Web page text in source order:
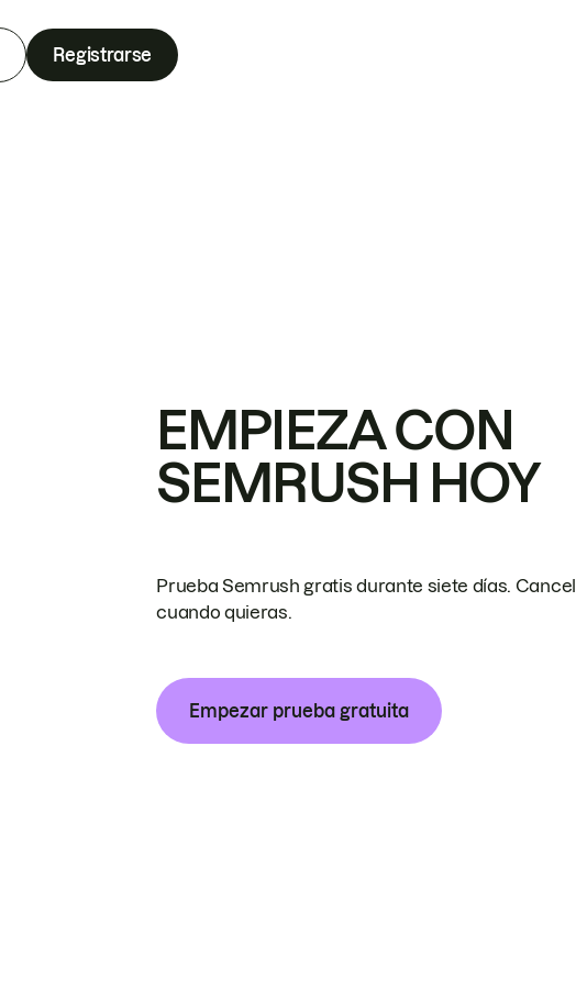
Registrarse
EMPIEZA CON
SEMRUSH HOY
Prueba Semrush gratis durante siete días.
cuando quieras.
Empezar prueba gratuita